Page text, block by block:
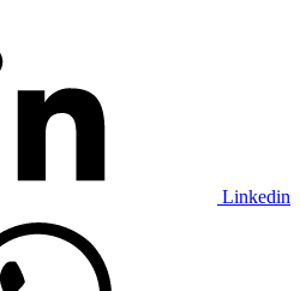
Linkedin